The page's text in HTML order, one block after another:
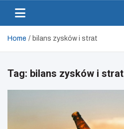
Home bilans zysków i strat
Tag: bilans zysków i strat